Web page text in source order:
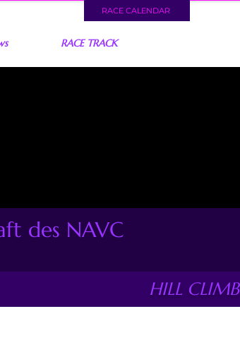
RACE CALENDAR
RACE TRACK
des NAVC
HILL CLIMB